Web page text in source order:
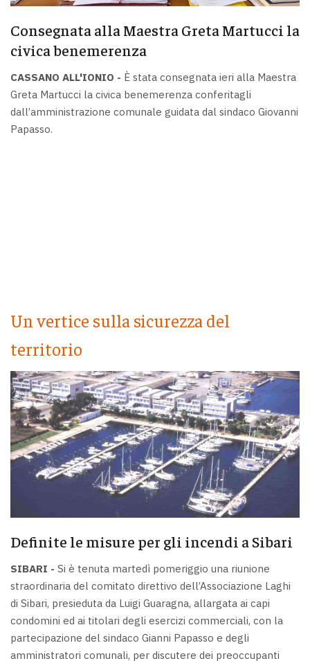
Consegnata alla Maestra Greta Martucci la
civica benemerenza
CASSANO ALL'IONIO - È stata consegnata ieri alla Maestra
Greta Martucci la civica benemerenza conferitagli
dall’amministrazione comunale guidata dal sindaco Giovanni
Papasso.
Un vertice sulla sicurezza del
territorio
Definite le misure per gli incendi a Sibari
SIBARI - Si è tenuta martedì pomeriggio una riunione
straordinaria del comitato direttivo dell’Associazione Laghi
di Sibari, presieduta da Luigi Guaragna, allargata ai capi
condomini ed ai titolari degli esercizi commerciali, con la
partecipazione del sindaco Gianni Papasso e degli
amministratori comunali, per discutere dei preoccupanti